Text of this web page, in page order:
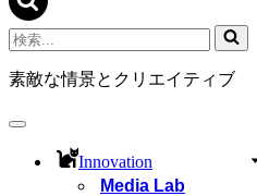
ョ
ン
メ
ニ
ュ
検
索...
素敵な情景とクリエイティブ
ナ
Innovation
Media Lab